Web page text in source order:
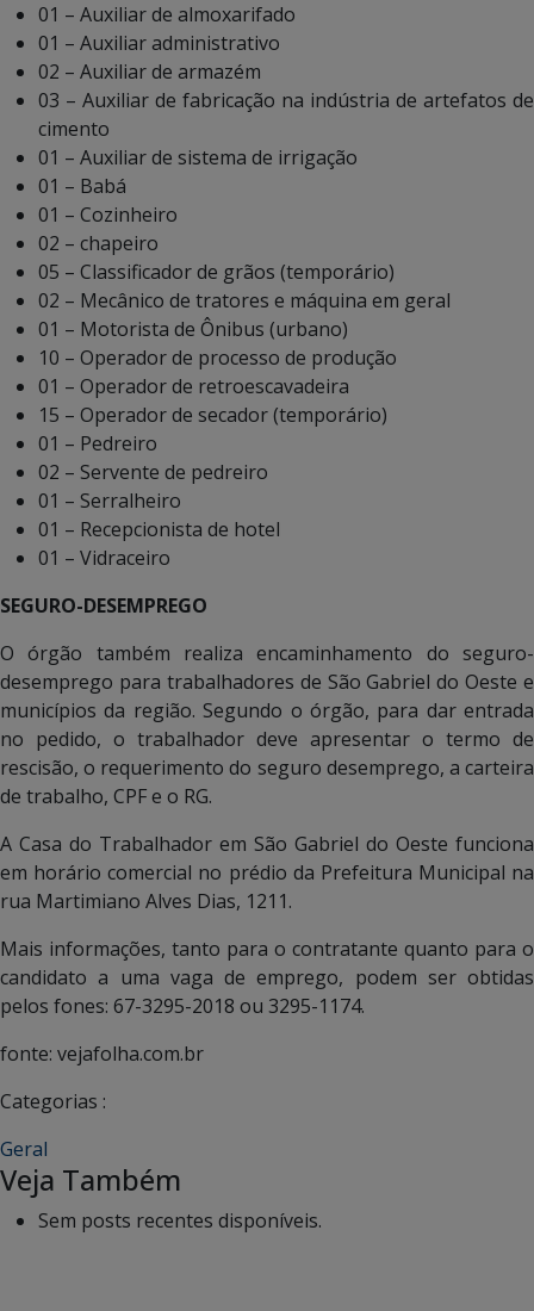
01 – Auxiliar de almoxarifado
01 – Auxiliar administrativo
02 – Auxiliar de armazém
03 – Auxiliar de fabricação na indústria de artefatos de
cimento
01 – Auxiliar de sistema de irrigação
01 – Babá
01 – Cozinheiro
02 – chapeiro
05 – Classificador de grãos (temporário)
02 – Mecânico de tratores e máquina em geral
01 – Motorista de Ônibus (urbano)
10 – Operador de processo de produção
01 – Operador de retroescavadeira
15 – Operador de secador (temporário)
01 – Pedreiro
02 – Servente de pedreiro
01 – Serralheiro
01 – Recepcionista de hotel
01 – Vidraceiro
SEGURO-DESEMPREGO
O órgão também realiza encaminhamento do seguro-
desemprego para trabalhadores de São Gabriel do Oeste e
municípios da região. Segundo o órgão, para dar entrada
no pedido, o trabalhador deve apresentar o termo de
rescisão, o requerimento do seguro desemprego, a carteira
de trabalho, CPF e o RG.
A Casa do Trabalhador em São Gabriel do Oeste funciona
em horário comercial no prédio da Prefeitura Municipal na
rua Martimiano Alves Dias, 1211.
Mais informações, tanto para o contratante quanto para o
candidato a uma vaga de emprego, podem ser obtidas
pelos fones: 67-3295-2018 ou 3295-1174.
fonte: vejafolha.com.br
Categorias :
Geral
Veja Também
Sem posts recentes disponíveis.